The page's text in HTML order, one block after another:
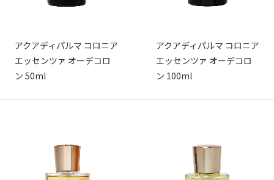
アクアディパルマ コロニア
エッセンツァ オーデコロ
ン 50ml
アクアディパルマ コロニア
エッセンツァ オーデコロ
ン 100ml